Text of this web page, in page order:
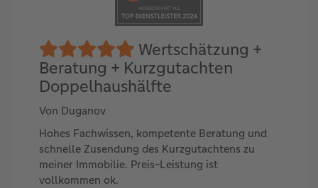
Wertschätzung +
Beratung + Kurzgutachten
Doppelhaushälfte
Von Duganov
Hohes Fachwissen, kompetente Beratung und
schnelle Zusendung des Kurzgutachtens zu
meiner Immobilie. Preis-Leistung ist
vollkommen ok.